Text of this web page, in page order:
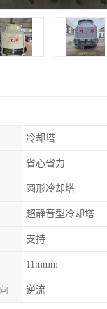
冷却塔
省心省力
圆形冷却塔
超静音型冷却塔
支持
11mmm
逆流